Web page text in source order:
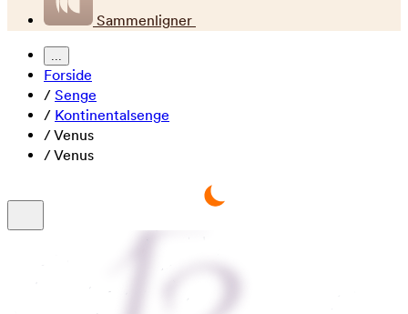
Sammenligner
...
Forside
/ Senge
/ Kontinentalsenge
/Venus
/Venus